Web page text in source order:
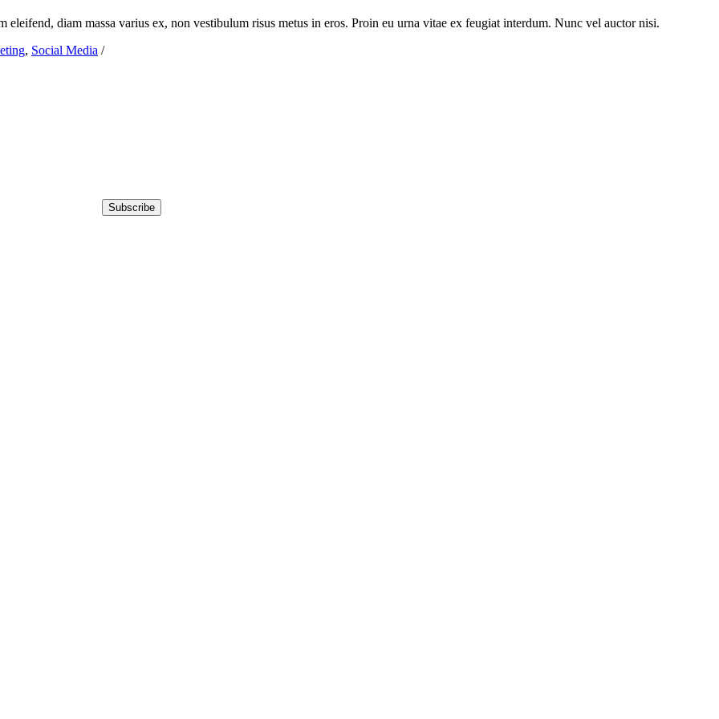
diam massa varius ex, non vestibulum risus metus in eros. Proin eu urna vitae ex feugiat interdum. Nunc vel auctor nisi.
, Social Media /
Subscribe